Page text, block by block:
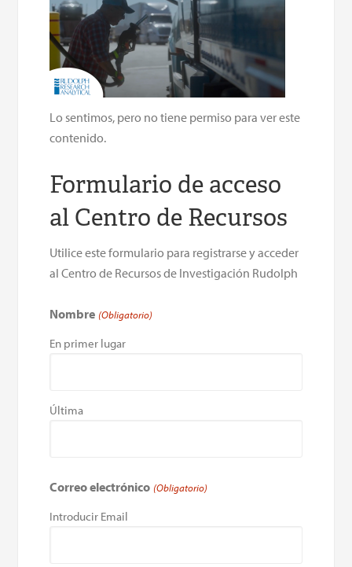
Lo sentimos, pero no tiene permiso para ver este
contenido.
Formulario de acceso
al Centro de Recursos
Utilice este formulario para registrarse y acceder
al Centro de Recursos de Investigación Rudolph
Nombre (Obligatorio)
En primer lugar
Última
Correo electrónico (Obligatorio)
Introducir Email